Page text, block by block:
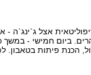
אצל ג`ינג`ה
פיתות בטאבון. לפרטים